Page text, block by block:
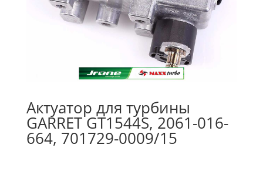
Актуатор для турбины
GARRET GT1544S, 2061-016-
664, 701729-0009/15